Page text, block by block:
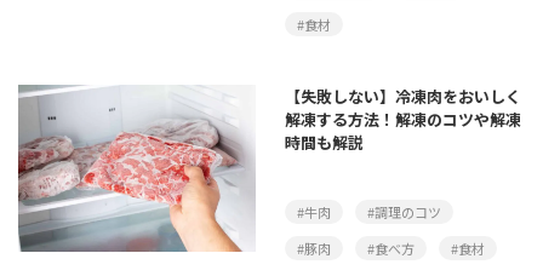
#食材
【失敗しない】冷凍肉をおいしく
解凍する方法！解凍のコツや解凍
時間も解説
#牛肉
#調理のコツ
#豚肉
#食べ方 #食材